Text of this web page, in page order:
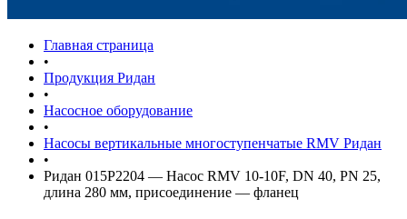
Главная страница
•
Продукция Ридан
•
Насосное оборудование
•
Насосы вертикальные многоступенчатые RMV Ридан
•
Ридан 015P2204 — Насос RMV 10-10F, DN 40, PN 25,
длина 280 мм, присоединение — фланец